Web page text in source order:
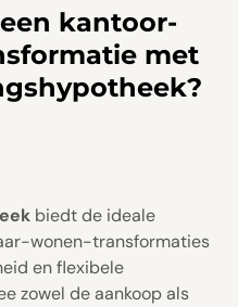
kantoor-
met
biedt de ideale
wonen-transformaties
en flexibele
zowel de aankoop als